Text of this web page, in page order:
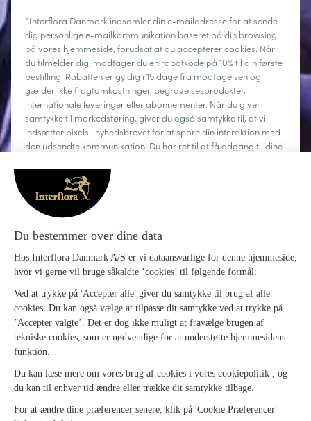
*Interflora Danmark indsamler din e-mailadresse for at sende
dig personlige e-mailkommunikation baseret på din browsing
på vores hjemmeside, forudsat at du accepterer cookies. Når
du tilmelder dig, modtager du en rabatkode på 10% til din første
bestilling. Rabatten er gyldig i 15 dage fra modtagelsen og
gælder ikke fragtomkostninger, begravelsesprodukter,
internationale leveringer eller abonnementer. Når du giver
samtykke til markedsføring, giver du også samtykke til, at vi
indsætter pixels i nyhedsbrevet for at spore din interaktion med
den udsendte kommunikation. Du har ret til at få adgang til dine
behandlingen og gøre brug af din ret til dataportabilitet. Du kan
til enhver tid afmelde dig.
Om Interflora
Sig det med blomster
Kundeservice